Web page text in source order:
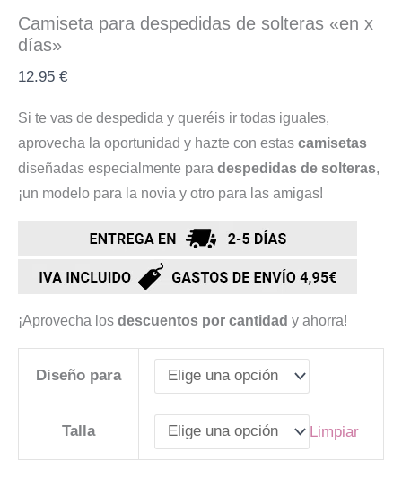
Camiseta para despedidas de solteras «en x
días»
12.95 €
Si te vas de despedida y queréis ir todas iguales,
aprovecha la oportunidad y hazte con estas camisetas
diseñadas especialmente para despedidas de solteras,
¡un modelo para la novia y otro para las amigas!
¡Aprovecha los descuentos por cantidad y ahorra!
Diseño para
Talla Limpiar